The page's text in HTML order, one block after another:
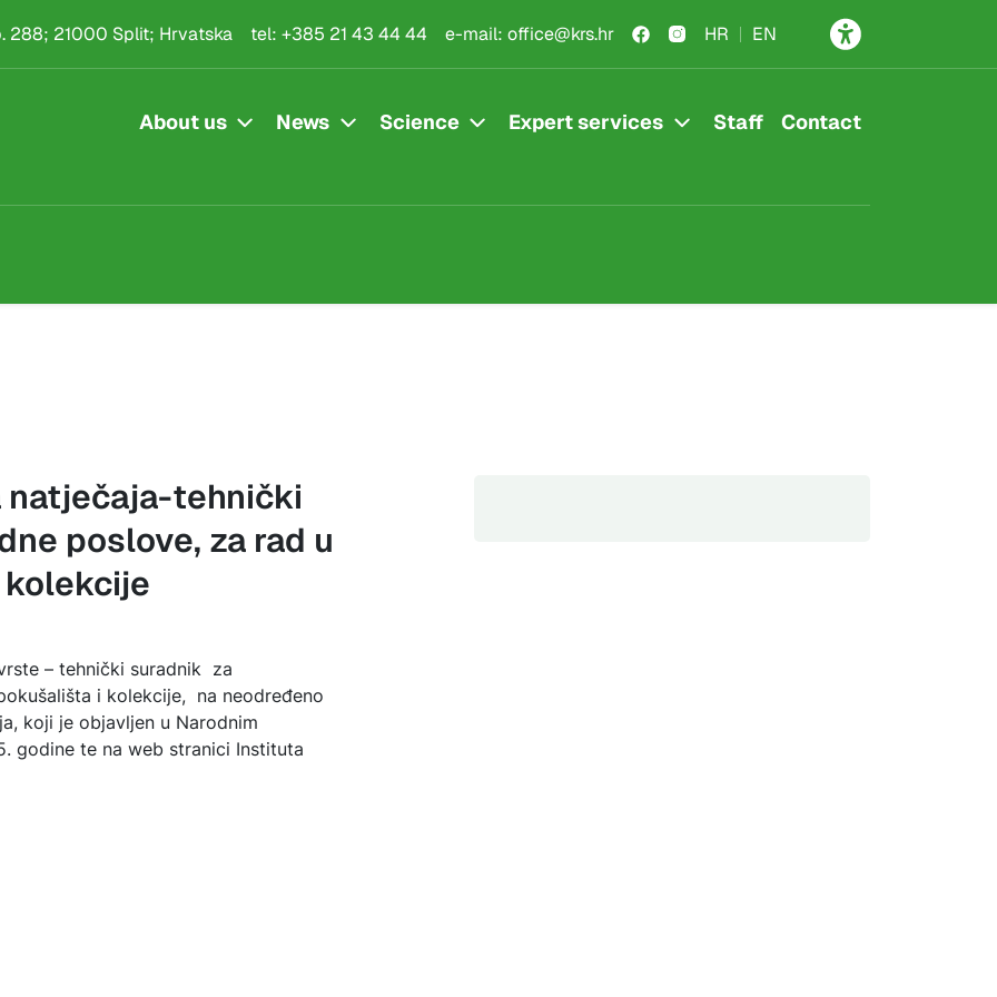
288; 21000 Split; Hrvatska tel: +385 21 43 44 44 e-mail: office@krs.hr HR EN
About us News Science Expert services Staff Contact
natječaja-tehnički
poslove, za rad u
– tehnički suradnik za
i kolekcije, na neodređeno
koji je objavljen u Narodnim
godine te na web stranici Instituta